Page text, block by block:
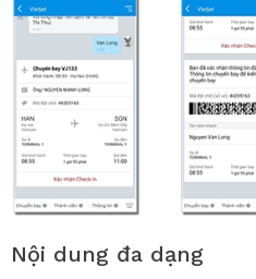
Nội dung đa dạng